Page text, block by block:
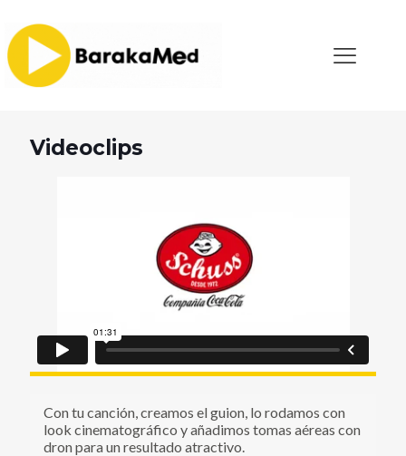
Videoclips
Con tu canción, creamos el guion, lo rodamos con
look cinematográfico y añadimos tomas aéreas con
dron para un resultado atractivo.